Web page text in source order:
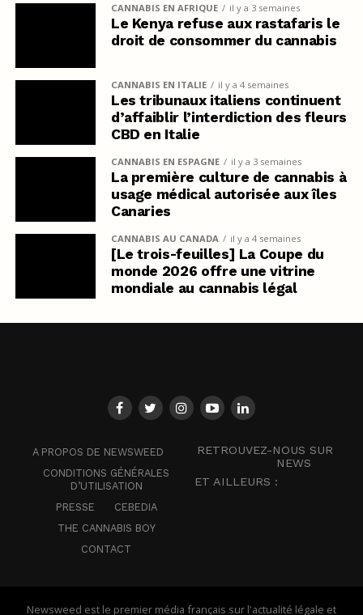
CANNABIS EN AFRIQUE il y a 3 semaines
Le Kenya refuse aux rastafaris le
droit de consommer du cannabis
CANNABIS EN ITALIE il y a 4 semaines
Les tribunaux italiens continuent
d’affaiblir l’interdiction des fleurs
CBD en Italie
CANNABIS EN ESPAGNE il y a 3 semaines
La première culture de cannabis à
usage médical autorisée aux îles
Canaries
CANNABIS AU CANADA il y a 4 semaines
[Le trois-feuilles] La Coupe du
monde 2026 offre une vitrine
mondiale au cannabis légal
A PROPOS DE NEWSWEED
CONDITIONS GÉNÉRALES
D’UTILISATION
PRESSE
CEBEDIA
THE CANNABIS BOY
CONTACT
RETROUVEZ-NOUS SUR
NEWS
ET AILLEURS :
Newsweed est le premier média français sur l'actualité légale et